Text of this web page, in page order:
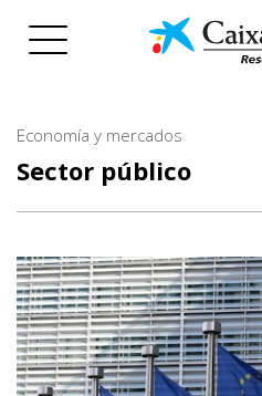
Economía y mercados
Sector público